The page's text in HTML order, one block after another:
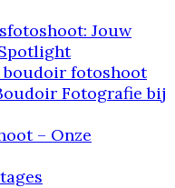
Jouw
boudoir fotoshoot
Fotografie bij
– Onze